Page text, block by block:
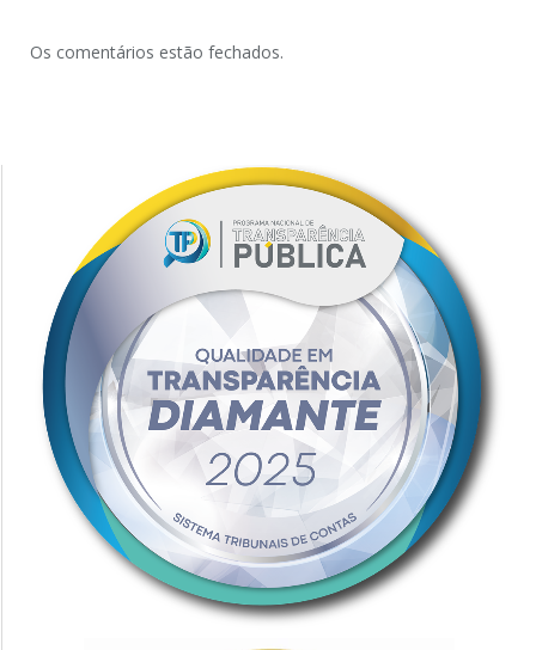
Os comentários estão fechados.